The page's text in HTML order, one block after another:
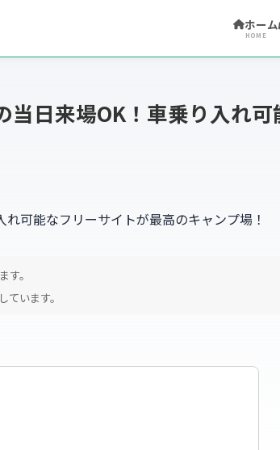
ホーム
HOME
当日来場OK！車乗り入れ可
す。
います。